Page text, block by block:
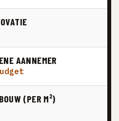
AANNEMER
(PER M²)